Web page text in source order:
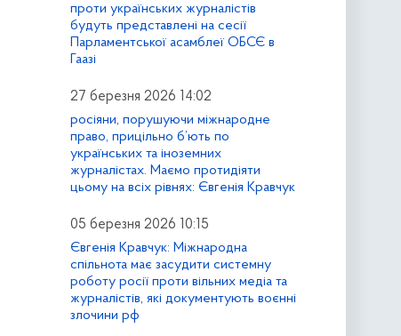
проти українських журналістів
будуть представлені на сесії
Парламентської асамблеї ОБСЄ в
Гаазі
27 березня 2026 14:02
росіяни, порушуючи міжнародне
право, прицільно б’ють по
українських та іноземних
журналістах. Маємо протидіяти
цьому на всіх рівнях: Євгенія Кравчук
05 березня 2026 10:15
Євгенія Кравчук: Міжнародна
спільнота має засудити системну
роботу росії проти вільних медіа та
журналістів, які документують воєнні
злочини рф